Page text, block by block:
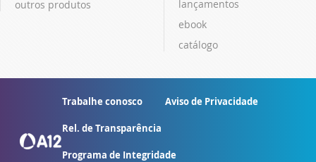
outros produtos
lançamentos
ebook
catálogo
Trabalhe conosco Aviso de Privacidade
Rel. de Transparência
Programa de Integridade